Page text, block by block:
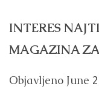
INTERES
MAGAZINA
Objavljeno June